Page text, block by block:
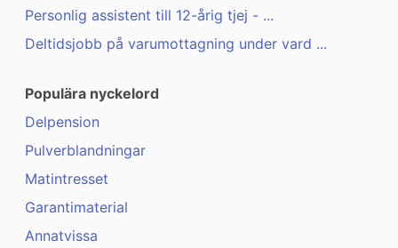
Personlig assistent till 12-årig tjej - ...
Deltidsjobb på varumottagning under vard ...
Populära nyckelord
Delpension
Pulverblandningar
Matintresset
Garantimaterial
Annatvissa